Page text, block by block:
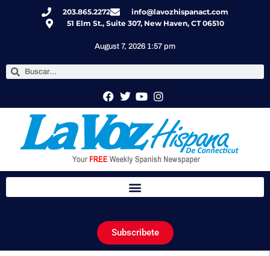
203.865.2272
info@lavozhispanact.com
51 Elm St., Suite 307, New Haven, CT 06510
August 7, 2026 1:57 pm
Subscribete